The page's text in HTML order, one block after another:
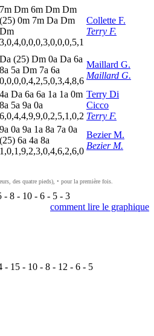
7m Dm 6m Dm Dm
(25) 0m 7m Da Dm
Dm
3,0,4,0,0,0,3,0,0,0,5,1
Collette F.
Terry F.
Da (25) Dm 0a Da 6a
8a 5a Dm 7a 6a
0,0,0,0,4,2,5,0,3,4,8,6
Maillard G.
Maillard G.
4a Da 6a 6a 1a 1a 0m
8a 5a 9a 0a
6,0,4,4,9,9,0,2,5,1,0,2
Terry Di
Cicco
Terry F.
9a 0a 9a 1a 8a 7a 0a
(25) 6a 4a 8a
1,0,1,9,2,3,0,4,6,2,6,0
Bezier M.
Bezier M.
des quatre pieds), • pour la première fois.
- 8 - 10 - 6 - 5 - 3
comment lire le graphique
- 15 - 10 - 8 - 12 - 6 - 5